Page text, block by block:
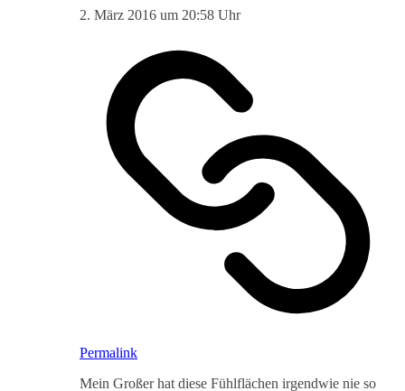
2. März 2016 um 20:58 Uhr
Permalink
Mein Großer hat diese Fühlflächen irgendwie nie so